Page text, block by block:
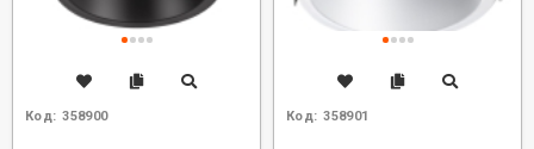
Код: 358900 Код: 358901